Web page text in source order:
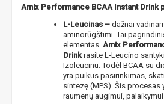
Amix Performance BCAA Instant Drink
L-Leucinas – dažnai
aminorūgštimi. Tai
elementas. Amix
Drinkrasite L-Leucino
Izoleucinu. Todėl BCAA su
yra puikus pasirinkimas,
sintezę (MPS). Šis procesas
raumenų augimui,